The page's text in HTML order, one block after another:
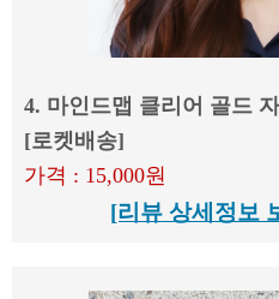
4. 마인드맵 클리어 골드
[로켓배송]
가격 : 15,000원
[리뷰 상세정보